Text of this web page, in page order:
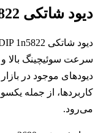
دیود شاتکی DIP 1n5822
سرعت سوئیچینگ بالا و
دیودهای موجود در
کاربردها، از جمله
می‌رود.